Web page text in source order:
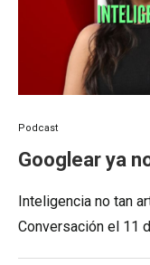
Podcast
Googlear ya
Inteligencia no tan
Conversación el 11